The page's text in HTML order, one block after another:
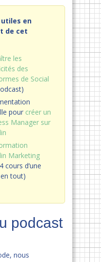
utiles en
de cet
les
des
de Social
pour créer un
Manager sur
Marketing
cours d’une
tout)
podcast
nous